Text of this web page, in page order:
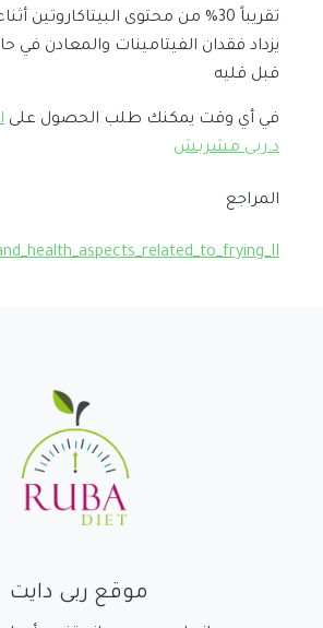
تقريباً 30% من محتوى البيتاكاروتين
يزداد فقدان الفيتامينات والمعادن
قبل قليه
في أي وقت يمكنك طلب الحصول على
د.ربى مشربش
المراجع
موقع ربى دايت